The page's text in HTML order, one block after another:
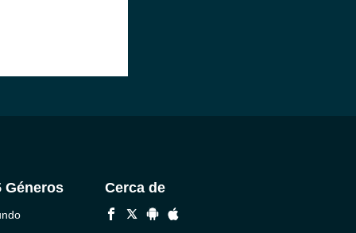
Géneros Cerca de